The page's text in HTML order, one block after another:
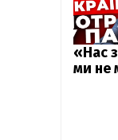
«Нас
ми не